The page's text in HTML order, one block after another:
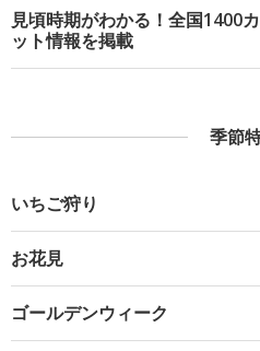
見頃時期がわかる！全国1400
ット情報を掲載
季節
いちご狩り
お花見
ゴールデンウィーク